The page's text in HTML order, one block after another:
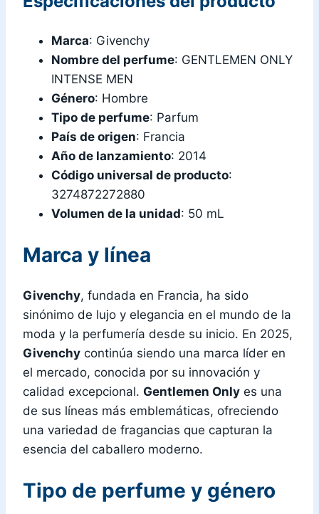
Marca: Givenchy
Nombre del perfume: GENTLEMEN ONLY
INTENSE MEN
Género: Hombre
Tipo de perfume: Parfum
País de origen: Francia
Año de lanzamiento: 2014
Código universal de producto:
3274872272880
Volumen de la unidad: 50 mL
Marca y línea
Givenchy, fundada en Francia, ha sido
sinónimo de lujo y elegancia en el mundo de la
moda y la perfumería desde su inicio. En 2025,
Givenchy continúa siendo una marca líder en
el mercado, conocida por su innovación y
calidad excepcional. Gentlemen Only es una
de sus líneas más emblemáticas, ofreciendo
una variedad de fragancias que capturan la
esencia del caballero moderno.
Tipo de perfume y género